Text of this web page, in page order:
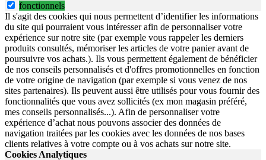
fonctionnels
Il s'agit des cookies qui nous permettent d’identifier les informations
du site qui pourraient vous intéresser afin de personnaliser votre
expérience sur notre site (par exemple vous rappeler les derniers
produits consultés, mémoriser les articles de votre panier avant de
poursuivre vos achats.). Ils vous permettent également de bénéficier
de nos conseils personnalisés et d'offres promotionnelles en fonction
de votre origine de navigation (par exemple si vous venez de nos
sites partenaires). Ils peuvent aussi être utilisés pour vous fournir des
fonctionnalités que vous avez sollicités (ex mon magasin préféré,
mes conseils personnalisés...). Afin de personnaliser votre
expérience d’achat nous pouvons associer des données de
navigation traitées par les cookies avec les données de nos bases
clients relatives à votre compte ou à vos achats sur notre site.
Cookies Analytiques